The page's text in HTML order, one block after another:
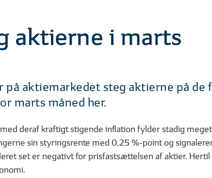
aktierne i marts
aktiemarkedet steg aktierne på de
marts måned her.
deraf kraftigt stigende inflation fylder stadig
sin styringsrente med 0,25 %-point og
set er negativt for prisfastsættelsen af aktier.